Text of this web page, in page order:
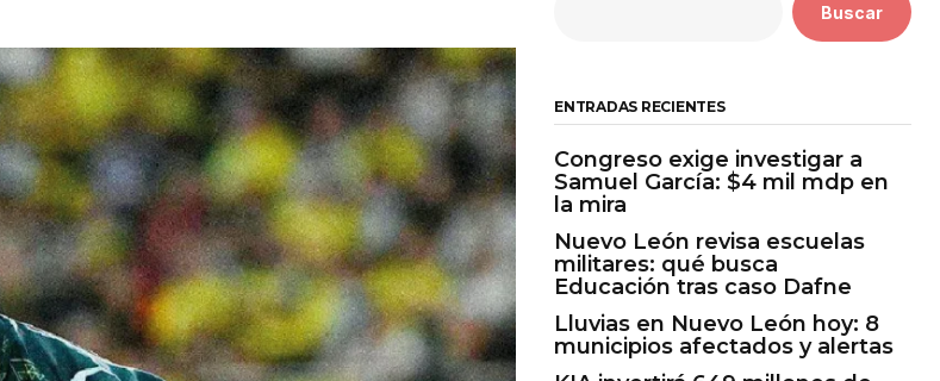
Buscar
ENTRADAS RECIENTES
Congreso exige investigar a
Samuel García: $4 mil mdp en
la mira
Nuevo León revisa escuelas
militares: qué busca
Educación tras caso Dafne
Lluvias en Nuevo León hoy: 8
municipios afectados y alertas